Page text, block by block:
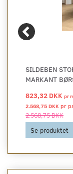
SILDEBEN
MARKANT
823,32 DKK pr
2.568,75 DKK pr
2.568,75 DKK
Se produktet